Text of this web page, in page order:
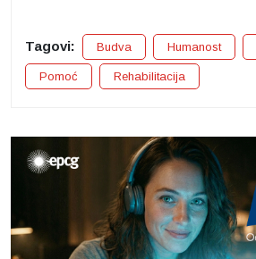
Tagovi: Budva Humanost
Pomoć Rehabilitacija